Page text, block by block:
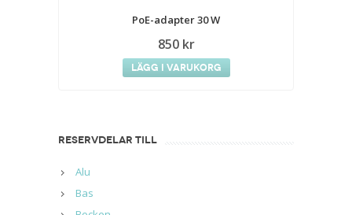
PoE-adapter 30 W
850 kr
Lägg i varukorg
RESERVDELAR TILL
Alu
Bas